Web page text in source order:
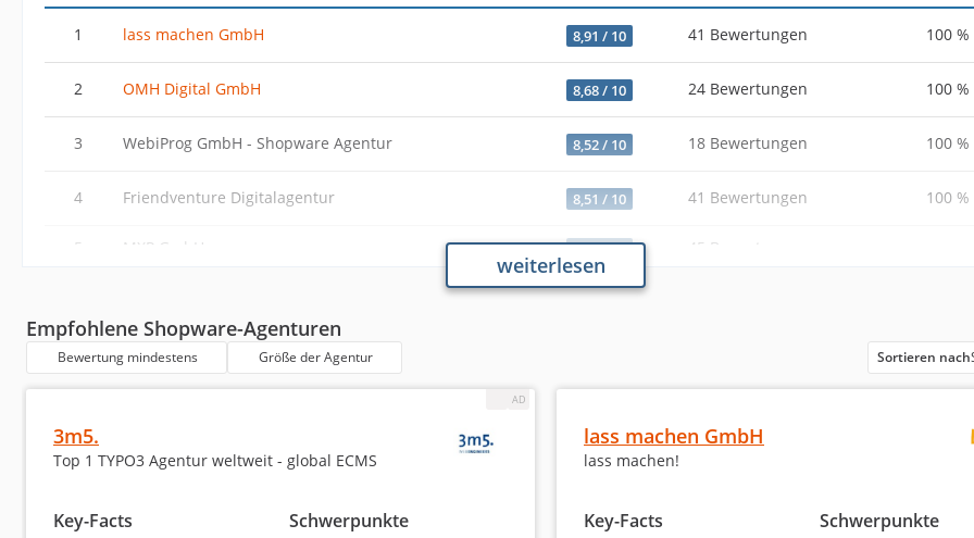
1 lass machen GmbH 8,91 / 10 41 Bewertungen 100 %
2 OMH Digital GmbH 8,68 / 10 24 Bewertungen 100 %
3 WebiProg GmbH - Shopware Agentur 8,52 / 10 18 Bewertungen 100 %
4 Friendventure Digitalagentur 8,51 / 10 41 Bewertungen 100 %
5 MXP GmbH 6,99 / 10 45 Bewertungen
6,94 / 10
7 ditegra GmbH -
8 RANG & NAMEN GmbH SEO • GEO • SEA • Shops 6,91 / 10 19 Bewertungen -
9 6,90 / 10 18 Bewertungen
10 kinderDerZeit - kreativagentur
weiterlesen
Empfohlene Shopware-Agenturen
Bewertung mindestens Größe der Agentur Sortieren nach
3m5.
Top 1 TYPO3 Agentur weltweit - global ECMS
Key-Facts
Schwerpunkte
lass machen GmbH
lass machen!
Key-Facts
Schwerpunkte